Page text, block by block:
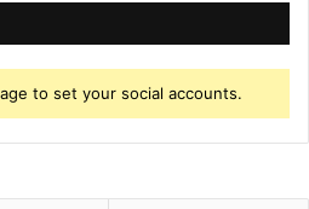
to set your social accounts.